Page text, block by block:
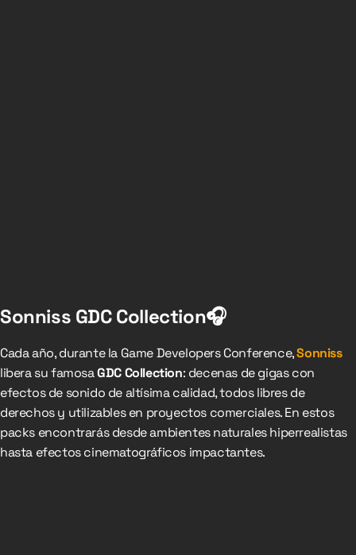
Sonniss GDC Collection🎧
Cada año, durante la Game Developers Conference,Sonniss
libera su famosaGDC Collection: decenas de gigas con
efectos de sonido de altísima calidad, todos libres de
derechos y utilizables en proyectos comerciales. En estos
packs encontrarás desde ambientes naturales hiperrealistas
hasta efectos cinematográficos impactantes.